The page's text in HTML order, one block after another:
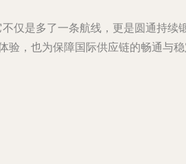
仅是多了一条航线，更是圆通持续
，也为保障国际供应链的畅通与稳